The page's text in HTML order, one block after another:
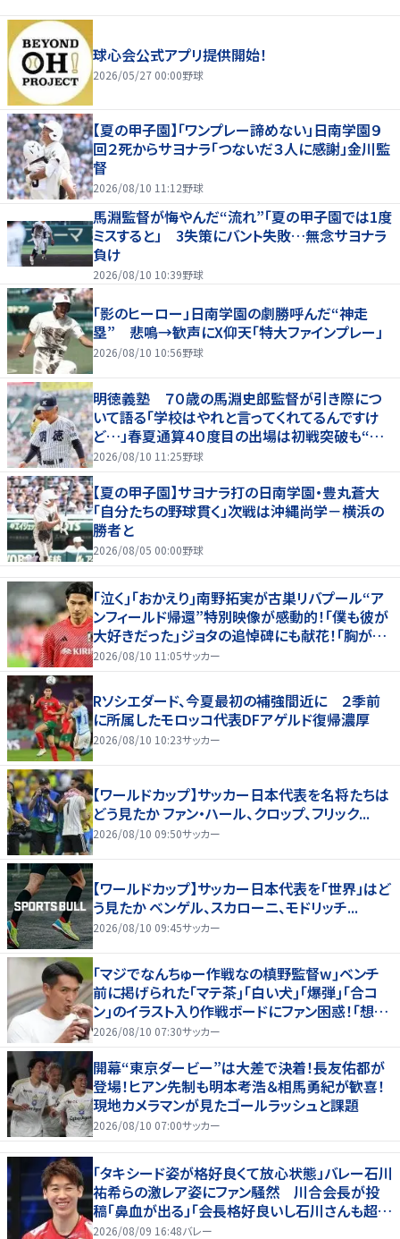
球心会公式アプリ提供開始！
2026/05/27 00:00野球
【夏の甲子園】「ワンプレー諦めない」日南学園９
回２死からサヨナラ「つないだ３人に感謝」金川監
督
2026/08/10 11:12野球
馬淵監督が悔やんだ“流れ”「夏の甲子園では1度
ミスすると」 3失策にバント失敗…無念サヨナラ
負け
2026/08/10 10:39野球
「影のヒーロー」日南学園の劇勝呼んだ“神走
塁” 悲鳴→歓声にX仰天「特大ファインプレー」
2026/08/10 10:56野球
明徳義塾 ７０歳の馬淵史郎監督が引き際につ
いて語る「学校はやれと言ってくれてるんですけ
ど…」春夏通算４０度目の出場は初戦突破も“馬
淵節”炸裂
2026/08/10 11:25野球
【夏の甲子園】サヨナラ打の日南学園・豊丸蒼大
「自分たちの野球貫く」次戦は沖縄尚学－横浜の
勝者と
2026/08/05 00:00野球
｢泣く｣｢おかえり｣南野拓実が古巣リバプール“ア
ンフィールド帰還”特別映像が感動的！｢僕も彼が
大好きだった｣ジョタの追悼碑にも献花！｢胸が熱
くなります…｣
2026/08/10 11:05サッカー
Rソシエダード、今夏最初の補強間近に ２季前
に所属したモロッコ代表DFアゲルド復帰濃厚
2026/08/10 10:23サッカー
【ワールドカップ】サッカー日本代表を名将たちは
どう見たか ファン・ハール、クロップ、フリック...
2026/08/10 09:50サッカー
【ワールドカップ】サッカー日本代表を「世界」はど
う見たか ベンゲル、スカローニ、モドリッチ...
2026/08/10 09:45サッカー
｢マジでなんちゅー作戦なの槙野監督w｣ベンチ
前に掲げられた｢マテ茶｣｢白い犬｣｢爆弾｣｢合コ
ン｣のイラスト入り作戦ボードにファン困惑！｢想像
よりデカくて吹いた｣
2026/08/10 07:30サッカー
開幕“東京ダービー”は大差で決着！長友佑都が
登場！ヒアン先制も明本考浩＆相馬勇紀が歓喜！
現地カメラマンが見たゴールラッシュと課題
2026/08/10 07:00サッカー
「タキシード姿が格好良くて放心状態」バレー石川
祐希らの激レア姿にファン騒然 川合会長が投
稿「鼻血が出る」「会長格好良いし石川さんも超格
好いい」
2026/08/09 16:48バレー